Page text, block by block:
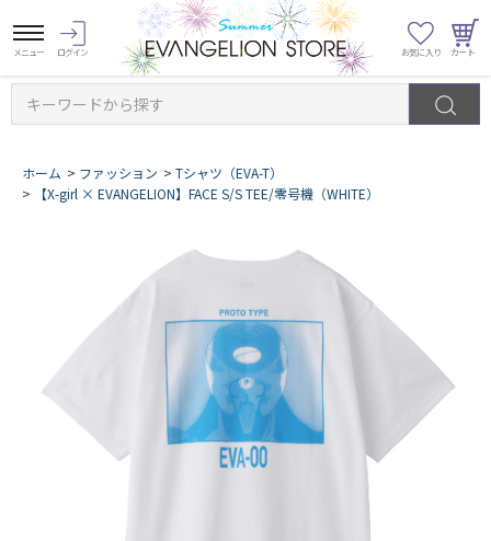
キーワードから探す
ホーム > ファッション > Tシャツ（EVA-T）
>
【X-girl × EVANGELION】FACE S/S TEE/零号機（WHITE）